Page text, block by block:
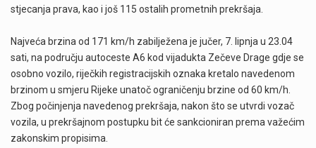
stjecanja prava, kao i još 115 ostalih prometnih prekršaja.
Najveća brzina od 171 km/h zabilježena je jučer, 7. lipnja u 23.04
sati, na području autoceste A6 kod vijadukta Zečeve Drage gdje se
osobno vozilo, riječkih registracijskih oznaka kretalo navedenom
brzinom u smjeru Rijeke unatoč ograničenju brzine od 60 km/h.
Zbog počinjenja navedenog prekršaja, nakon što se utvrdi vozač
vozila, u prekršajnom postupku bit će sankcioniran prema važećim
zakonskim propisima.